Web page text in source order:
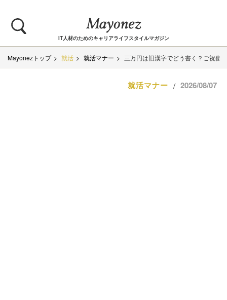
IT人材のためのキャリアライフスタイルマガジン
Mayonezトップ 就活 就活マナー 三万円は旧漢字でどう書く？ご祝儀
就活マナー / 2026/08/07